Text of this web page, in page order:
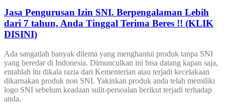
Jasa Pengurusan Izin SNI. Berpengalaman Lebih
dari 7 tahun, Anda Tinggal Terima Beres !! (KLIK
DISINI)
Ada sangatlah banyak dilema yang menghantui produk tanpa SNI
yang beredar di Indonesia. Dimunculkan ini bisa datang kapan saja,
entahlah itu dikala razia dari Kementerian atau terjadi kecelakaan
dikarnakan produk non SNI. Yakinkan produk anda telah memiliki
logo SNI sebelum keadaan sulit-persoalan berikut terjadi terhadap
anda.